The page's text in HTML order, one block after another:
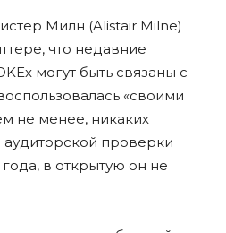
Милн (Alistair Milne)
что недавние
могут быть связаны с
«своими
не менее, никаких
проверки
года, в открытую он не